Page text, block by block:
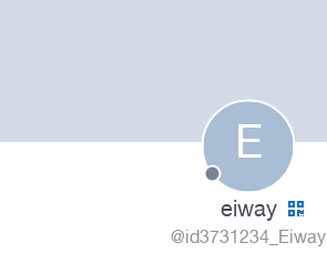
E
eiway
@id3731234_Eiway